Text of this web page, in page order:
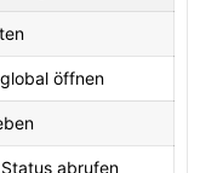
öffnen
abrufen